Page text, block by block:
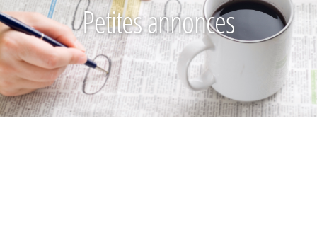
Petites annonces